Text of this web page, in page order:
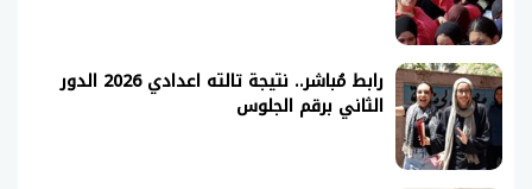
رابط مُباشر.. نتيجة تالته اعدادي 2026 الدور
الثاني برقم الجلوس